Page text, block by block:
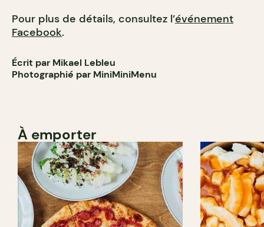
Pour plus de détails, consultez l’événement
Facebook.
Écrit par Mikael Lebleu
Photographié par MiniMiniMenu
À emporter